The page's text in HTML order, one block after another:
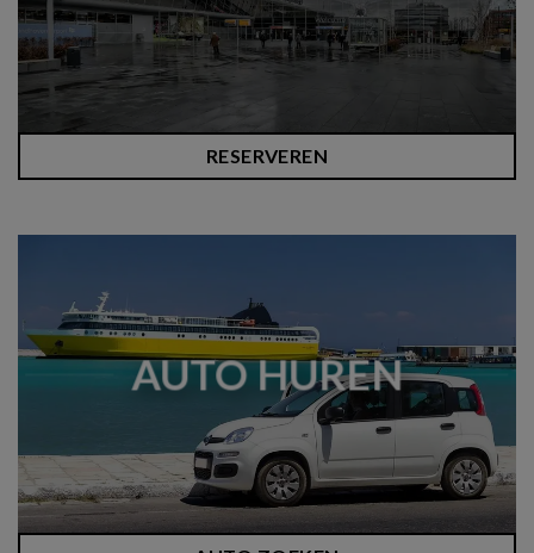
RESERVEREN
AUTO HUREN